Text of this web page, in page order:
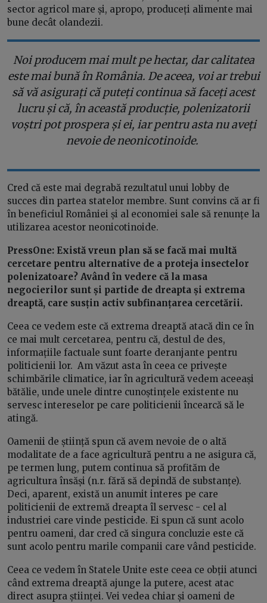
sector agricol mare și, apropo, produceți alimente mai
bune decât olandezii.
Noi producem mai mult pe hectar, dar calitatea
este mai bună în România. De aceea, voi ar trebui
să vă asigurați că puteți continua să faceți acest
lucru și că, în această producție, polenizatorii
voștri pot prospera și ei, iar pentru asta nu aveți
nevoie de neonicotinoide.
Cred că este mai degrabă rezultatul unui lobby de
succes din partea statelor membre. Sunt convins că ar fi
în beneficiul României și al economiei sale să renunțe la
utilizarea acestor neonicotinoide.
PressOne: Există vreun plan să se facă mai multă
cercetare pentru alternative de a proteja insectelor
polenizatoare? Având în vedere că la masa
negocierilor sunt și partide de dreapta și extrema
dreaptă, care susțin activ subfinanțarea cercetării.
Ceea ce vedem este că extrema dreaptă atacă din ce în
ce mai mult cercetarea, pentru că, destul de des,
informațiile factuale sunt foarte deranjante pentru
politicienii lor. Am văzut asta în ceea ce privește
schimbările climatice, iar în agricultură vedem aceeași
bătălie, unde unele dintre cunoștințele existente nu
servesc intereselor pe care politicienii încearcă să le
atingă.
Oamenii de știință spun că avem nevoie de o altă
modalitate de a face agricultură pentru a ne asigura că,
pe termen lung, putem continua să profităm de
agricultura însăși (n.r. fără să depindă de substanțe).
Deci, aparent, există un anumit interes pe care
politicienii de extremă dreapta îl servesc - cel al
industriei care vinde pesticide. Ei spun că sunt acolo
pentru oameni, dar cred că singura concluzie este că
sunt acolo pentru marile companii care vând pesticide.
Ceea ce vedem în Statele Unite este ceea ce obții atunci
când extrema dreaptă ajunge la putere, acest atac
direct asupra științei. Vei vedea chiar și oameni de